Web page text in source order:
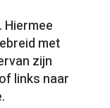
Hiermee
met
zijn
links naar